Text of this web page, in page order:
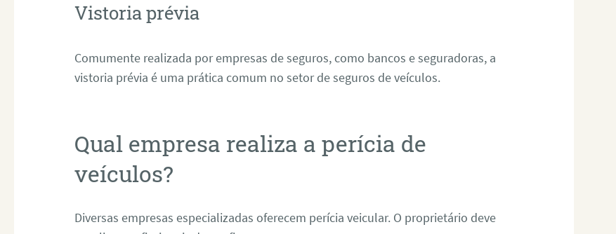
Vistoria prévia
Comumente realizada por empresas de seguros, como bancos e seguradoras, a
vistoria prévia é uma prática comum no setor de seguros de veículos.
Qual empresa realiza a perícia de
veículos?
Diversas empresas especializadas oferecem perícia veicular. O proprietário deve